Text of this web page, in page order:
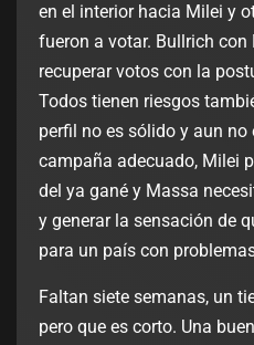
en el interior hacia Milei y
fueron a votar. Bullrich
recuperar votos con la
Todos tienen riesgos
perfil no es sólido y aun no
campaña adecuado, Milei
del ya gané y Massa
y generar la sensación de
para un país con
Faltan siete semanas, un
pero que es corto. Una